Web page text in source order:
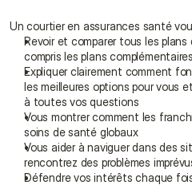
Un courtier en assurances santé
Revoir et comparer tous les
compris les plans complémentaires
Expliquer clairement comment
les meilleures options pour vous
à toutes vos questions
Vous montrer comment les
soins de santé globaux
Vous aider à naviguer dans des
rencontrez des problèmes
Défendre vos intérêts chaque